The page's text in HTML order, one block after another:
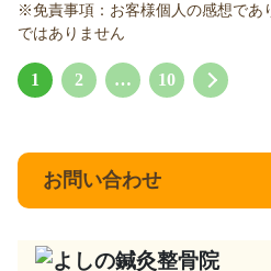
※免責事項：お客様個人の感想であ
ではありません
1 2 … 10
お問い合わせ